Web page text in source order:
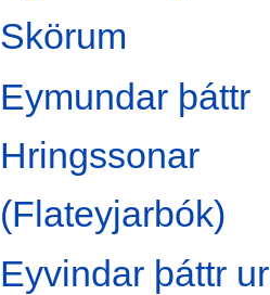
Skörum
Eymundar þáttr
Hringssonar
(Flateyjarbók)
Eyvindar þáttr